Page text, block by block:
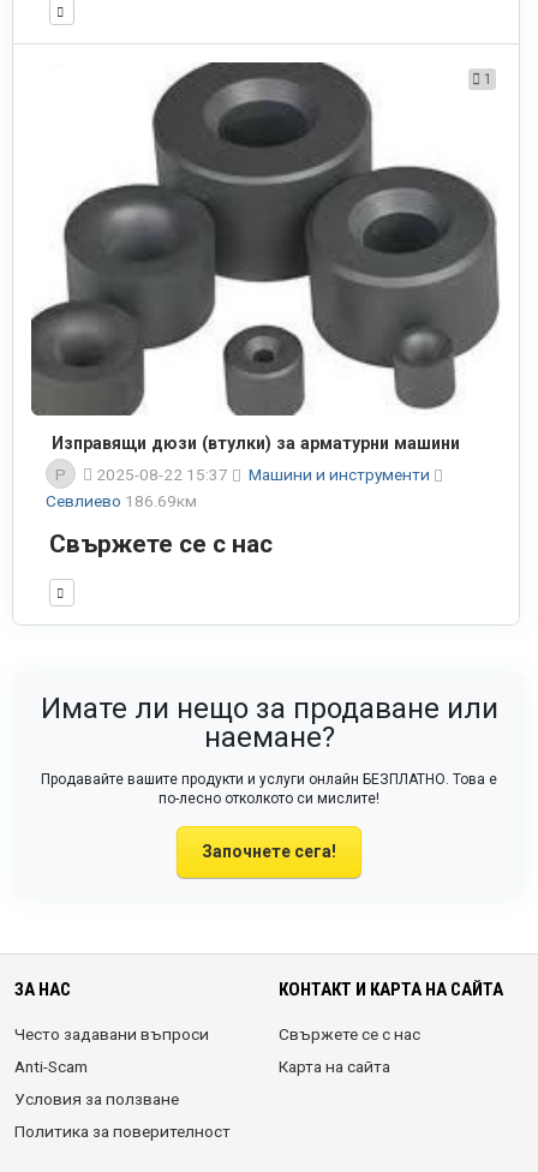
1
Изправящи дюзи (втулки) за арматурни машини
P
2025-08-22 15:37
Машини и инструменти
Севлиево 186.69км
Свържете се с нас
Имате ли нещо за продаване или
наемане?
Продавайте вашите продукти и услуги онлайн БЕЗПЛАТНО. Това е
по-лесно отколкото си мислите!
Започнете сега!
ЗА НАС
Често задавани въпроси
Anti-Scam
Условия за ползване
Политика за поверителност
КОНТАКТ И КАРТА НА САЙТА
Свържете се с нас
Карта на сайта